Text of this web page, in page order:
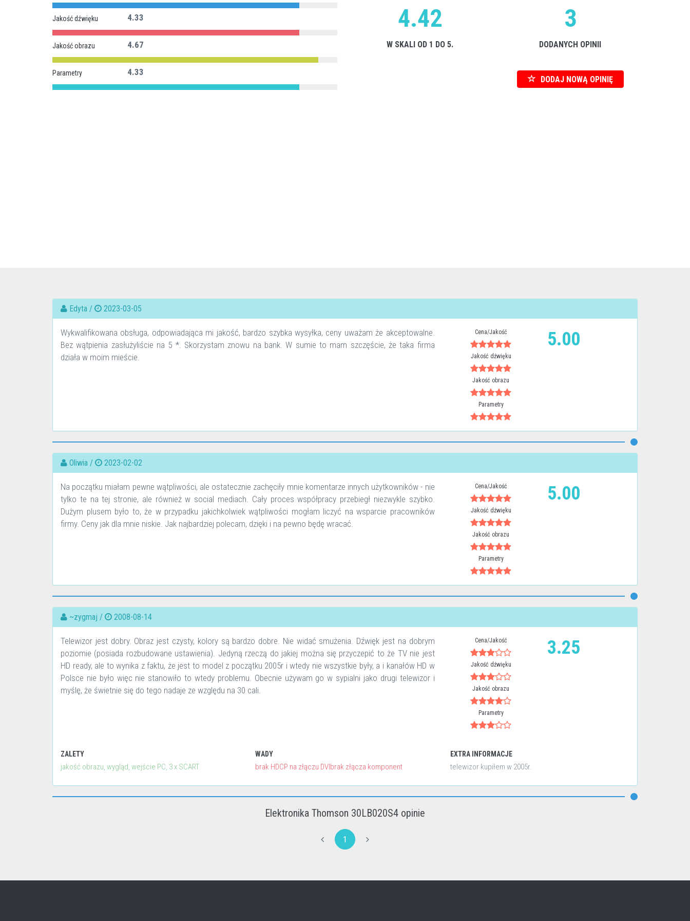
Jakość dźwięku 4.33
Jakość obrazu 4.67
Parametry 4.33
4.42
W SKALI OD 1 DO 5.
3
DODANYCH OPINII
DODAJ NOWĄ OPINIĘ
Edyta / 2023-03-05
Wykwalifikowana obsługa, odpowiadająca mi jakość, bardzo szybka wysyłka, ceny uważam że akceptowalne.
Bez wątpienia zasłużyliście na 5 *. Skorzystam znowu na bank. W sumie to mam szczęście, że taka firma
działa w moim mieście.
Cena/Jakość
Jakość dźwięku
Jakość obrazu
Parametry
5.00
Oliwia / 2023-02-02
Na początku miałam pewne wątpliwości, ale ostatecznie zachęciły mnie komentarze innych użytkowników - nie
tylko te na tej stronie, ale również w social mediach. Cały proces współpracy przebiegł niezwykle szybko.
Dużym plusem było to, że w przypadku jakichkolwiek wątpliwości mogłam liczyć na wsparcie pracowników
firmy. Ceny jak dla mnie niskie. Jak najbardziej polecam, dzięki i na pewno będę wracać.
Cena/Jakość
Jakość dźwięku
Jakość obrazu
Parametry
5.00
~zygmaj / 2008-08-14
Telewizor jest dobry. Obraz jest czysty, kolory są bardzo dobre. Nie widać smużenia. Dźwięk jest na dobrym
poziomie (posiada rozbudowane ustawienia). Jedyną rzeczą do jakiej można się przyczepić to że TV nie jest
HD ready, ale to wynika z faktu, że jest to model z początku 2005r i wtedy nie wszystkie były, a i kanałów HD w
Polsce nie było więc nie stanowiło to wtedy problemu. Obecnie używam go w sypialni jako drugi telewizor i
myślę, że świetnie się do tego nadaje ze względu na 30 cali.
Cena/Jakość
Jakość dźwięku
Jakość obrazu
Parametry
3.25
ZALETY
jakość obrazu, wygląd, wejście PC, 3 x SCART
WADY
brak HDCP na złączu DVIbrak złącza komponent
EXTRA INFORMACJE
telewizor kupiłem w 2005r.
Elektronika Thomson 30LB020S4 opinie
1